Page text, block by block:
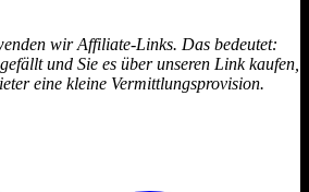
wir Affiliate-Links. Das bedeutet:
und Sie es über unseren Link kaufen,
eine kleine Vermittlungsprovision.